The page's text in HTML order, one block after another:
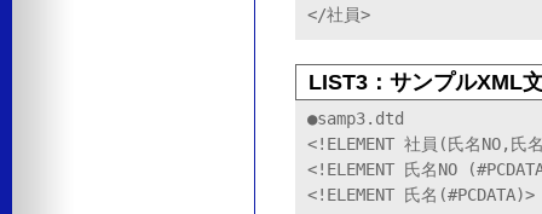
</社員>
LIST3：サンプルXML
●samp3.dtd
<!ELEMENT 社員(氏名NO,氏
<!ELEMENT 氏名NO
<!ELEMENT 氏名(#PCDATA)>